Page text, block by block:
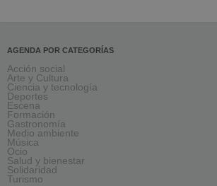
AGENDA POR CATEGORÍAS
Acción social
Arte y Cultura
Ciencia y tecnología
Deportes
Escena
Formación
Gastronomía
Medio ambiente
Música
Ocio
Salud y bienestar
Solidaridad
Turismo